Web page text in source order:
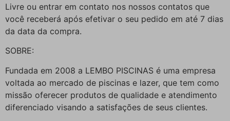
Livre ou entrar em contato nos nossos contatos que
você receberá após efetivar o seu pedido em até 7 dias
da data da compra.
SOBRE:
Fundada em 2008 a LEMBO PISCINAS é uma empresa
voltada ao mercado de piscinas e lazer, que tem como
missão oferecer produtos de qualidade e atendimento
diferenciado visando a satisfações de seus clientes.